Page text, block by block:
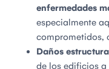
enfermedades
especialmente
comprometidos,
Daños
de los edificios